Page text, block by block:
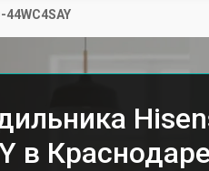
44WC4SAY
в Краснодаре